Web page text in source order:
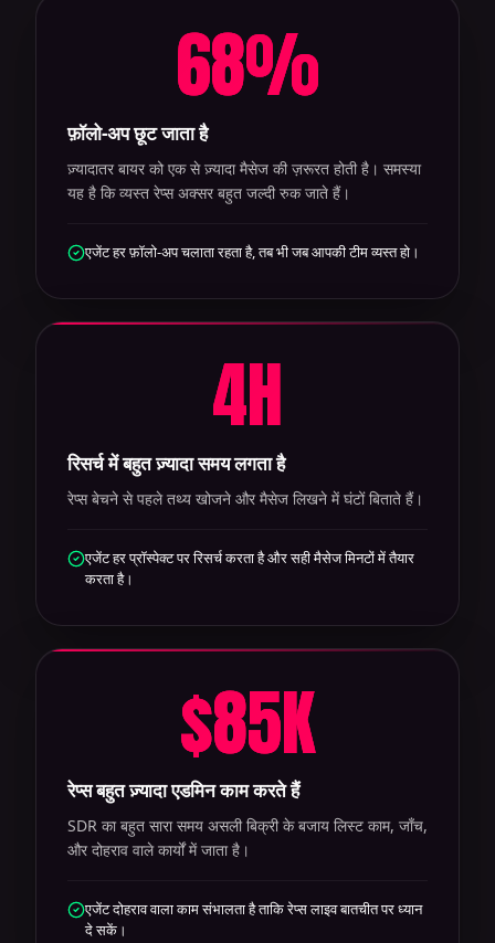
68%
फ़ॉलो-अप छूट जाता है
ज़्यादातर बायर को एक से ज़्यादा मैसेज की ज़रूरत होती है। समस्या
यह है कि व्यस्त रेप्स अक्सर बहुत जल्दी रुक जाते हैं।
एजेंट हर फ़ॉलो-अप चलाता रहता है, तब भी जब आपकी टीम व्यस्त हो।
4H
रिसर्च में बहुत ज़्यादा समय लगता है
रेप्स बेचने से पहले तथ्य खोजने और मैसेज लिखने में घंटों बिताते हैं।
एजेंट हर प्रॉस्पेक्ट पर रिसर्च करता है और सही मैसेज मिनटों में तैयार
करता है।
$85K
रेप्स बहुत ज़्यादा एडमिन काम करते हैं
SDR का बहुत सारा समय असली बिक्री के बजाय लिस्ट काम, जाँच,
और दोहराव वाले कार्यों में जाता है।
एजेंट दोहराव वाला काम संभालता है ताकि रेप्स लाइव बातचीत पर ध्यान
दे सकें।